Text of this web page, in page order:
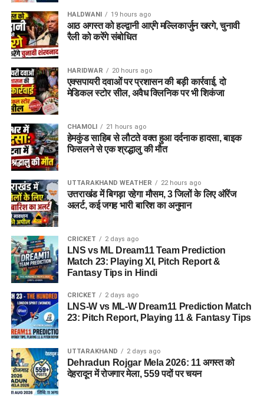
HALDWANI 19 hours ago
आठ अगस्त को हल्द्वानी आएंगे मल्लिकार्जुन खरगे, चुनावी
रैली को करेंगे संबोधित
HARIDWAR 20 hours ago
एक्सपायरी दवाओं पर प्रशासन की बड़ी कार्रवाई, दो
मेडिकल स्टोर सील, अवैध क्लिनिक पर भी शिकंजा
CHAMOLI 21 hours ago
हेमकुंड साहिब से लौटते वक्त हुआ दर्दनाक हादसा, बाइक
फिसलने से एक श्रद्धालु की मौत
UTTARAKHAND WEATHER 22 hours ago
उत्तराखंड में बिगड़ा रहेगा मौसम, 3 जिलों के लिए ऑरेंज
अलर्ट, कई जगह भारी बारिश का अनुमान
CRICKET 2 days ago
LNS vs ML Dream11 Team Prediction
Match 23: Playing XI, Pitch Report &
Fantasy Tips in Hindi
CRICKET 2 days ago
LNS-W vs ML-W Dream11 Prediction Match
23: Pitch Report, Playing 11 & Fantasy Tips
UTTARAKHAND 2 days ago
Dehradun Rojgar Mela 2026: 11 अगस्त को
देहरादून में रोजगार मेला, 559 पदों पर चयन